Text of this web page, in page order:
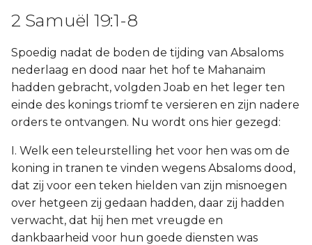
2 Samuël 19:1-8
Spoedig nadat de boden de tijding van Absaloms
nederlaag en dood naar het hof te Mahanaim
hadden gebracht, volgden Joab en het leger ten
einde des konings triomf te versieren en zijn nadere
orders te ontvangen. Nu wordt ons hier gezegd:
I. Welk een teleurstelling het voor hen was om de
koning in tranen te vinden wegens Absaloms dood,
dat zij voor een teken hielden van zijn misnoegen
over hetgeen zij gedaan hadden, daar zij hadden
verwacht, dat hij hen met vreugde en
dankbaarheid voor hun goede diensten was